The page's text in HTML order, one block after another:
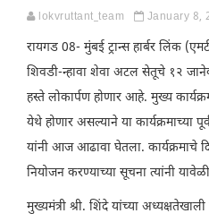
lokvruttant_team January 8,
रायगड 08- मुंबई ट्रान्स हार्बर लिंक
शिवडी-न्हावा शेवा अटल सेतूचे १२
हस्ते लोकार्पण होणार आहे. मुख्य
येथे होणार असल्याने या कार्यक्रमाच्या
यांनी आज आढावा घेतला. कार्यक्रमाचे
नियोजन करण्याच्या सूचना त्यांनी
मुख्यमंत्री श्री. शिंदे यांच्या